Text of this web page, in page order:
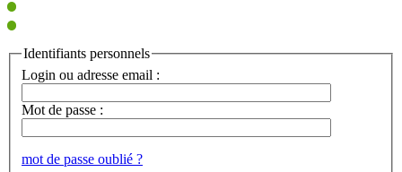
Identifiants personnels
Login ou adresse email :
Mot de passe :
mot de passe oublié ?